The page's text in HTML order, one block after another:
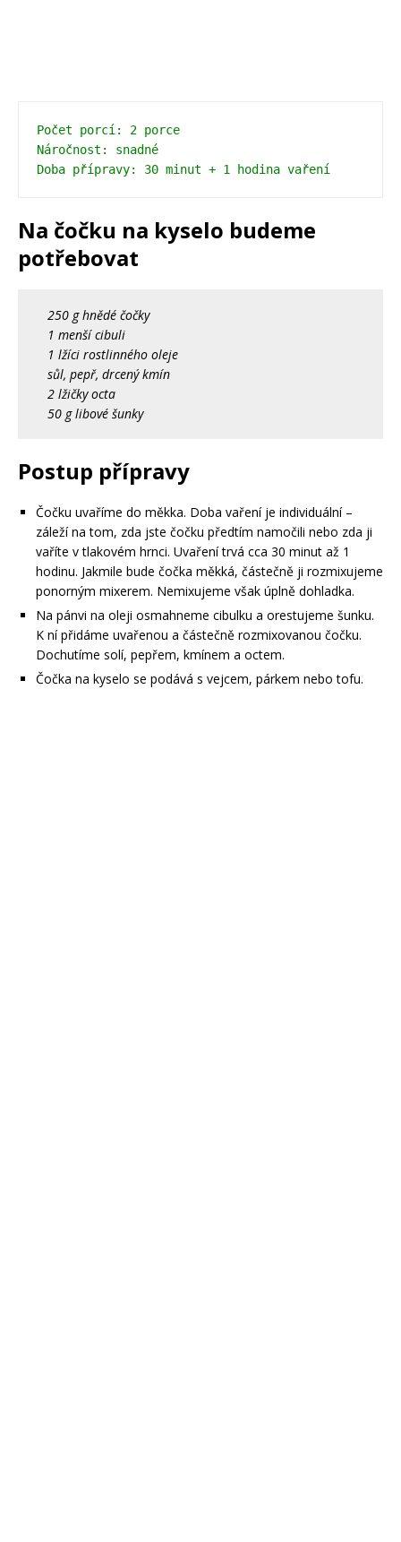
Počet porcí: 2 porce
Náročnost: snadné
Doba přípravy: 30 minut + 1 hodina vaření
Na čočku na kyselo budeme
potřebovat
250 g hnědé čočky
1 menší cibuli
1 lžíci rostlinného oleje
sůl, pepř, drcený kmín
2 lžičky octa
50 g libové šunky
Postup přípravy
Čočku uvaříme do měkka. Doba vaření je individuální –
záleží na tom, zda jste čočku předtím namočili nebo zda ji
vaříte v tlakovém hrnci. Uvaření trvá cca 30 minut až 1
hodinu. Jakmile bude čočka měkká, částečně ji rozmixujeme
ponorným mixerem. Nemixujeme však úplně dohladka.
Na pánvi na oleji osmahneme cibulku a orestujeme šunku.
K ní přidáme uvařenou a částečně rozmixovanou čočku.
Dochutíme solí, pepřem, kmínem a octem.
Čočka na kyselo se podává s vejcem, párkem nebo tofu.